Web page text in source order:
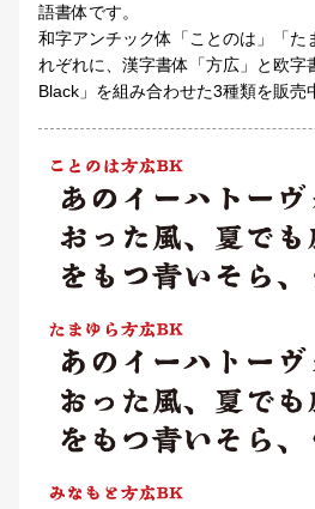
語書体です。
和字アンチック体「ことのは」「た
れぞれに、漢字書体「方広」と欧字
Black」を組み合わせた3種類を販売